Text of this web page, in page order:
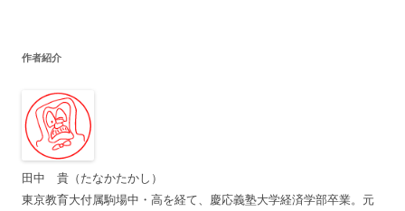
ビ
ー
シ
ョ
ン
作者紹介
田中 貴（たなかたかし）
東京教育大付属駒場中・高を経て、慶応義塾大学経済学部卒業。元